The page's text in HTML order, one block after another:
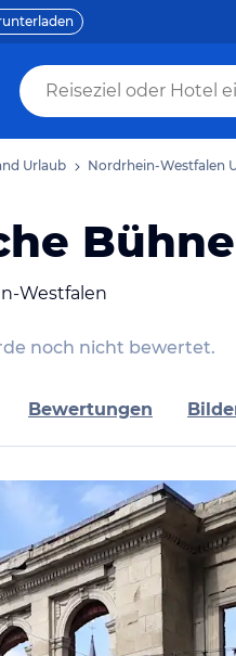
Urlaub Nordrhein-Westfalen
Westfalen
noch nicht bewertet.
Bewertungen